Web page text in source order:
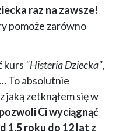
raz na zawsze!
pomoże zarówno
kurs "Histeria Dziecka",
To absolutnie
jaką zetknąłem się w
pozwoli Ci wyciągnąć
1,5 roku do 12 lat z